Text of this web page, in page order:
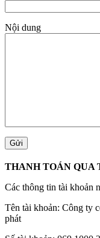
Nội dung
THANH TOÁN QUA
Các thông tin tài khoản
Tên tài khoản: Công ty
phát